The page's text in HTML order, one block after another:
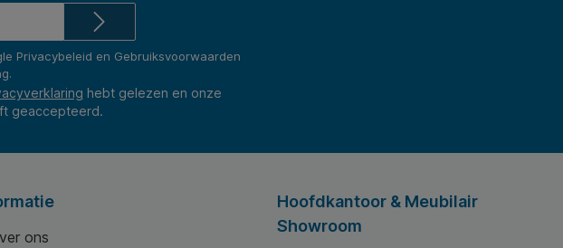
Privacybeleid en Gebruiksvoorwaarden
hebt gelezen en onze
geaccepteerd.
ons
Hoofdkantoor & Meubilair
Showroom